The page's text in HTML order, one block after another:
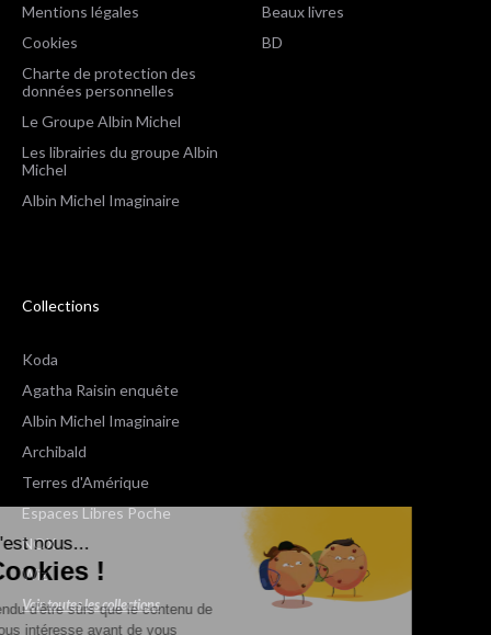
Salut c'est nous...
les Cookies !
On a attendu d'être sûrs que le contenu de
ce site vous intéresse avant de vous
Mentions légales
Cookies
Charte de protection des
données personnelles
Le Groupe Albin Michel
Les librairies du groupe Albin
Michel
Albin Michel Imaginaire
Beaux livres
BD
Collections
Koda
Agatha Raisin enquête
Albin Michel Imaginaire
Archibald
Terres d'Amérique
Espaces Libres Poche
NOX
Wiz
Voir toutes les collections